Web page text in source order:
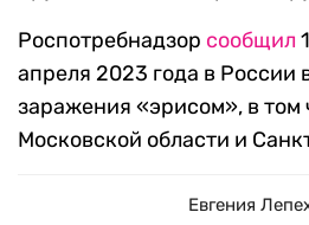
Роспотребнадзор сообщил
апреля 2023 года в России
заражения «эрисом», в том
Московской области и
Евгения